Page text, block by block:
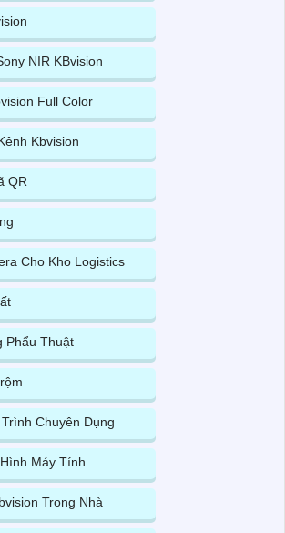
NIR KBvision
Full Color
Kbvision
QR
Cho Kho Logistics
Phẩu Thuật
Chuyên Dụng
Máy Tính
Trong Nhà